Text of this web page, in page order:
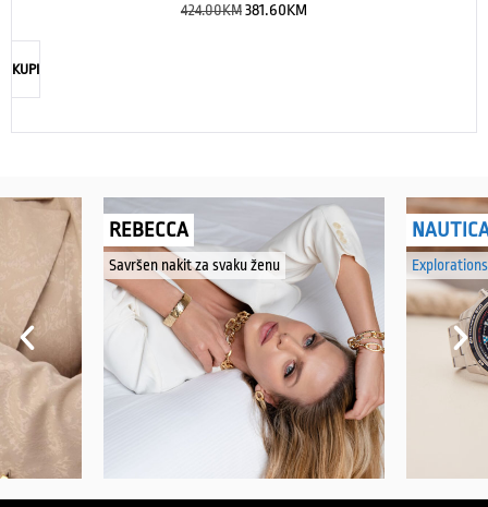
424.00KM381.60KM
KUPI
REBECCA
Savršen nakit za svaku ženu